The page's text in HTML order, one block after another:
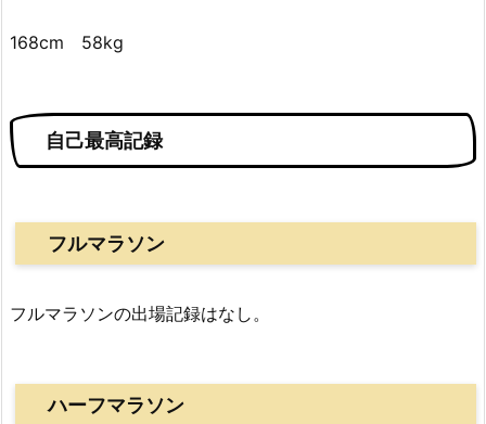
168cm 58kg
自己最高記録
フルマラソン
フルマラソンの出場記録はなし。
ハーフマラソン